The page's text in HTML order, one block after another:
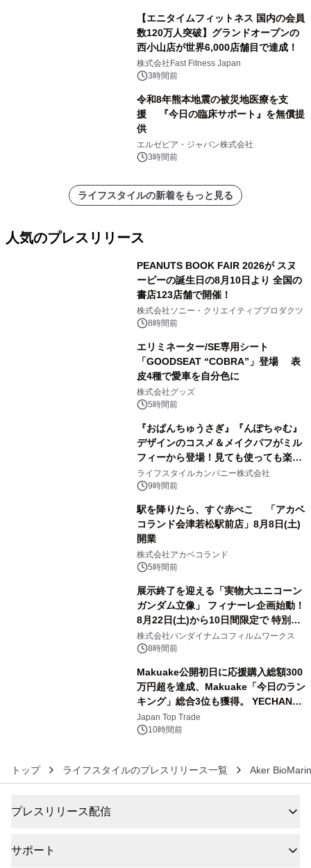
【エニタイムフィットネス 国内の会員
数120万人突破】グランドオープンの
西小山店が世界6,000店舗目で達成！
株式会社Fast Fitness Japan
3時間前
令和8年熊本地震の被災地医療を支
援 『今日の臨床サポート』を無償提
供
エルゼビア・ジャパン株式会社
3時間前
ライフスタイルの新着をもっと見る
人気のプレスリリース
PEANUTS BOOK FAIR 2026が スヌ
ーピーの誕生日の8月10日より 全国の
書店123店舗で開催！
株式会社ソニー・クリエイティブプロダクツ
8時間前
エリミネーター/SE専用シート
「GOODSEAT “COBRA”」登場 表
皮4種で愛車を自分色に
株式会社グッズ
5時間前
『おぱんちゅうさぎ』『んぽちゃむ』
デザインのコスメ＆メイクパフがミル
フィーから登場！見ても使っても楽し
い、ポップでキュートなコレクショ
ン。
ライフスタイルカンパニー株式会社
9時間前
駅を降りたら、すぐ赤べこ 「アカベ
コランド会津若松駅前店」8月8日(土)
開業
株式会社アカベコランド
5時間前
展示終了を迎える「実物大ユニコーン
ガンダム立像」 フィナーレ企画始動！
8月22日(土)から10日間限定で 特別映
像『UNICORN GUNDAM Statue ―
BEYOND POSSIBILITY ―』を上映！
株式会社バンダイナムコフィルムワークス
8時間前
Makuake公開初日に応援購入総額300
万円超を達成、Makuake「今日のラン
キング」総合3位も獲得。 YECHAN音
浴シンギングボウル第2弾の大型サイ
ズ（XL・2XL・3XL）を先行販売中
Japan Top Trade
10時間前
トップ ライフスタイルのプレスリリース一覧 Aker
プレスリリース配信
サポート